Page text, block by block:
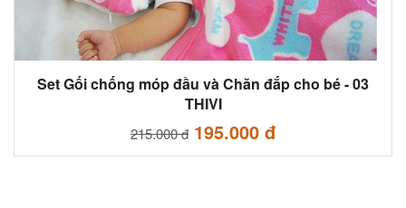
Set Gối chống móp đầu và Chăn đắp cho bé - 03
THIVI
215.000 đ195.000 đ